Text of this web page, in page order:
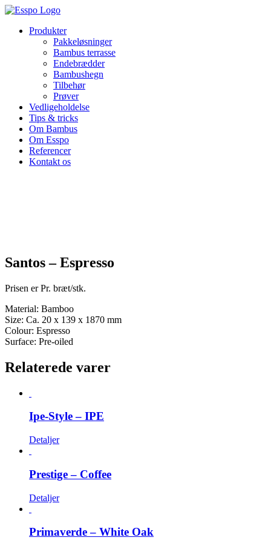
Skip
contentProdukter
Pakkeløsninger
Bambus terrasse
Endebrædder
Bambushegn
Tilbehør
Prøver
Vedligeholdelse
Tips & tricks
Om Bambus
Om Esspo
Referencer
Kontakt os
Santos – Espresso
Prisen er Pr. bræt/stk.
Material: Bamboo
Size: Ca. 20 x 139 x 1870 mm
Colour: Espresso
Surface: Pre-oiled
Relaterede varer
Ipe-Style – IPE
Detaljer
Prestige – Coffee
Detaljer
Primaverde – White Oak